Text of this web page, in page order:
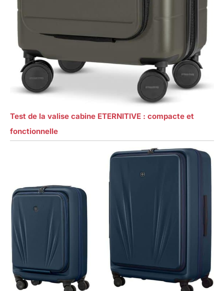
Test de la valise cabine ETERNITIVE : compacte et
fonctionnelle